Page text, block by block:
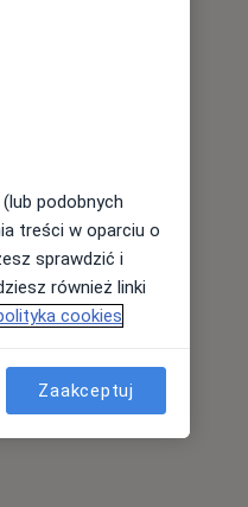
podobnych
treści w oparciu o
sprawdzić i
również linki
cookies
Zaakceptuj